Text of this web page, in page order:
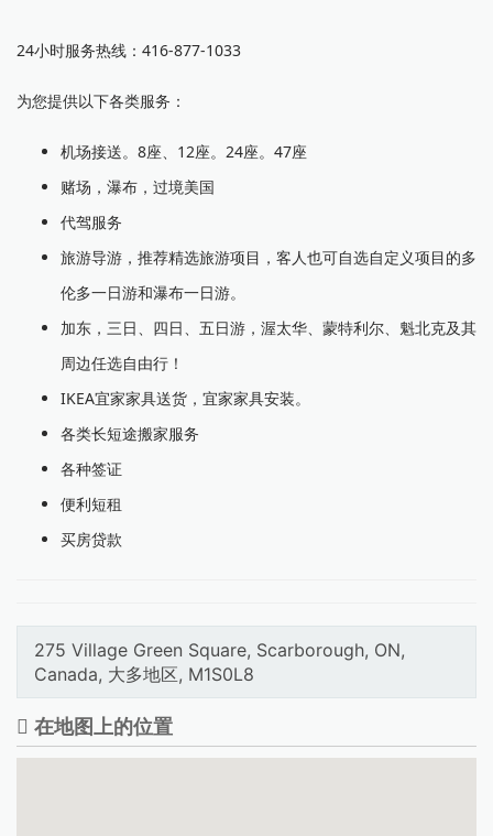
24小时服务热线：416-877-1033
为您提供以下各类服务：
机场接送。8座、12座。24座。47座
赌场，瀑布，过境美国
代驾服务
旅游导游，推荐精选旅游项目，客人也可自选自定义项目的多
伦多一日游和瀑布一日游。
加东，三日、四日、五日游，渥太华、蒙特利尔、魁北克及其
周边任选自由行！
IKEA宜家家具送货，宜家家具安装。
各类长短途搬家服务
各种签证
便利短租
买房贷款
275 Village Green Square, Scarborough, ON,
Canada, 大多地区, M1S0L8
在地图上的位置